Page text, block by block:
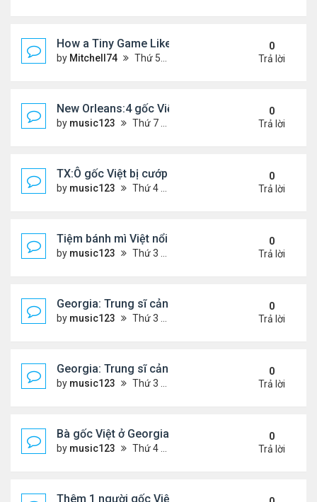
How a Tiny Game Like Eggy Car Turned My Chill
by Mitchell74 Thứ 5 Tháng 1 29, 2026 12:18 am
0
Trả lời
New Orleans:4 gốc Việt bị bắt vì buôn bán 400
by music123 Thứ 7 Tháng 1 24, 2026 5:06 pm
0
Trả lời
TX:Ô gốc Việt bị cướp sát hại khi bán hàng qua
by music123 Thứ 4 Tháng 1 21, 2026 7:08 pm
0
Trả lời
Tiệm bánh mì Việt nổi tiếng ở Australia đóng cửa
by music123 Thứ 3 Tháng 1 20, 2026 3:10 pm
0
Trả lời
Georgia: Trung sĩ cảnh sát gốc Việt, qua đời ở tuổi
by music123 Thứ 3 Tháng 1 20, 2026 2:48 pm
0
Trả lời
Georgia: Trung sĩ cảnh sát gốc Việt, qua đời ở tuổi
by music123 Thứ 3 Tháng 1 20, 2026 2:47 pm
0
Trả lời
Bà gốc Việt ở Georgia bị bắt vì nhốt trẻ em trong
by music123 Thứ 4 Tháng 12 24, 2025 6:52 pm
0
Trả lời
Thêm 1 người gốc Việt được Đức Giáo Hoàng...